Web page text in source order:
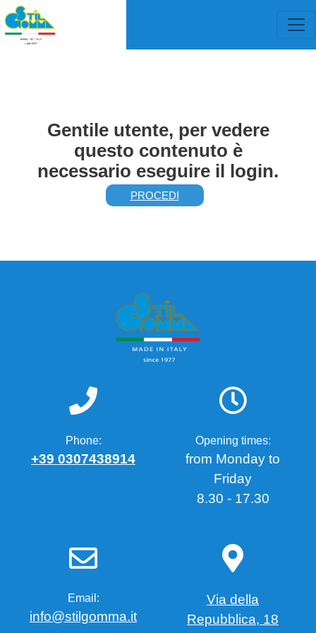
Gentile utente, per vedere
questo contenuto è
necessario eseguire il login.
PROCEDI
Phone:
+39 0307438914
Opening times:
from Monday to
Friday
8.30 - 17.30
Email:
info@stilgomma.it
Via della
Repubblica, 18